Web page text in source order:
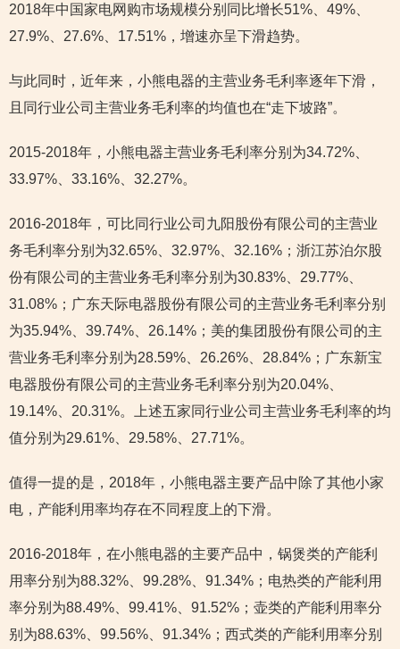
2018年中国家电网购市场规模分别同比增长51%、49%、
27.9%、27.6%、17.51%，增速亦呈下滑趋势。
与此同时，近年来，小熊电器的主营业务毛利率逐年下滑，
且同行业公司主营业务毛利率的均值也在“走下坡路”。
2015-2018年，小熊电器主营业务毛利率分别为34.72%、
33.97%、33.16%、32.27%。
2016-2018年，可比同行业公司九阳股份有限公司的主营业
务毛利率分别为32.65%、32.97%、32.16%；浙江苏泊尔股
份有限公司的主营业务毛利率分别为30.83%、29.77%、
31.08%；广东天际电器股份有限公司的主营业务毛利率分别
为35.94%、39.74%、26.14%；美的集团股份有限公司的主
营业务毛利率分别为28.59%、26.26%、28.84%；广东新宝
电器股份有限公司的主营业务毛利率分别为20.04%、
19.14%、20.31%。上述五家同行业公司主营业务毛利率的均
值分别为29.61%、29.58%、27.71%。
值得一提的是，2018年，小熊电器主要产品中除了其他小家
电，产能利用率均存在不同程度上的下滑。
2016-2018年，在小熊电器的主要产品中，锅煲类的产能利
用率分别为88.32%、99.28%、91.34%；电热类的产能利用
率分别为88.49%、99.41%、91.52%；壶类的产能利用率分
别为88.63%、99.56%、91.34%；西式类的产能利用率分别